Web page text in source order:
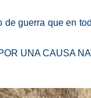
de guerra que en
UNA CAUSA